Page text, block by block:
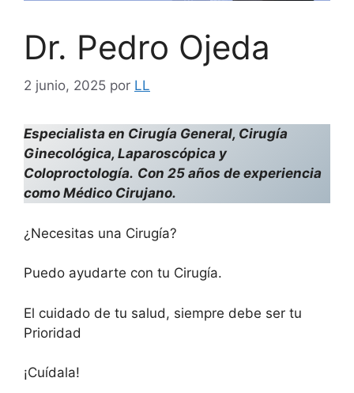
Dr. Pedro Ojeda
2 junio, 2025 por LL
Especialista en Cirugía General, Cirugía
Ginecológica, Laparoscópica y
Coloproctología. Con 25 años de experiencia
como Médico Cirujano.
¿Necesitas una Cirugía?
Puedo ayudarte con tu Cirugía.
El cuidado de tu salud, siempre debe ser tu
Prioridad
¡Cuídala!